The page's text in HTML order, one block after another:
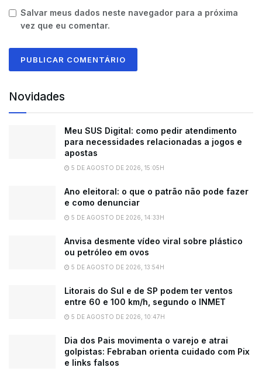
Salvar meus dados neste navegador para a próxima
vez que eu comentar.
Novidades
Meu SUS Digital: como pedir atendimento
para necessidades relacionadas a jogos e
apostas
5 DE AGOSTO DE 2026, 15:05H
Ano eleitoral: o que o patrão não pode fazer
e como denunciar
5 DE AGOSTO DE 2026, 14:33H
Anvisa desmente vídeo viral sobre plástico
ou petróleo em ovos
5 DE AGOSTO DE 2026, 13:54H
Litorais do Sul e de SP podem ter ventos
entre 60 e 100 km/h, segundo o INMET
5 DE AGOSTO DE 2026, 10:47H
Dia dos Pais movimenta o varejo e atrai
golpistas: Febraban orienta cuidado com Pix
e links falsos